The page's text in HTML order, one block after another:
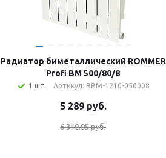
Радиатор биметаллический ROMMER
Profi BM 500/80/8
1 шт. Артикул: RBM-1210-050008
5 289руб.
6 310.05 руб.